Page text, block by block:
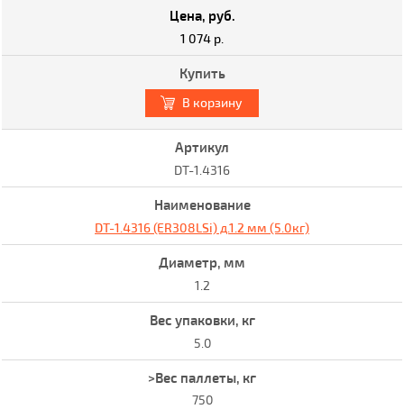
1 074 р.
В корзину
DT-1.4316
DT-1.4316 (ER308LSi) д.1.2 мм (5.0кг)
1.2
5.0
750